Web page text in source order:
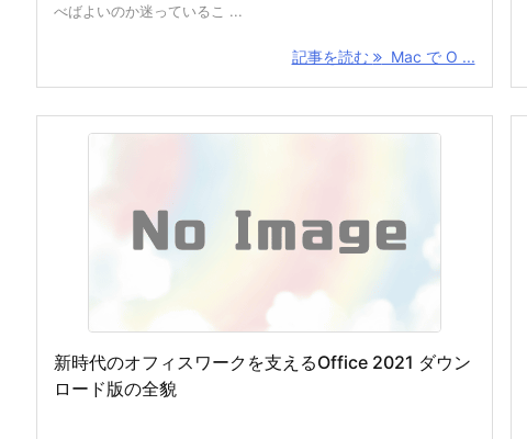
べばよいのか迷っているこ ...
記事を読む Mac で O ...
新時代のオフィスワークを支えるOffice 2021 ダウン
ロード版の全貌